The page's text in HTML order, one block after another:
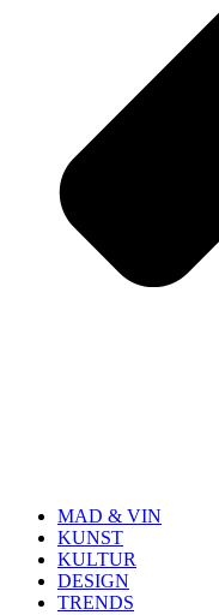
MAD & VIN
KUNST
KULTUR
DESIGN
TRENDS